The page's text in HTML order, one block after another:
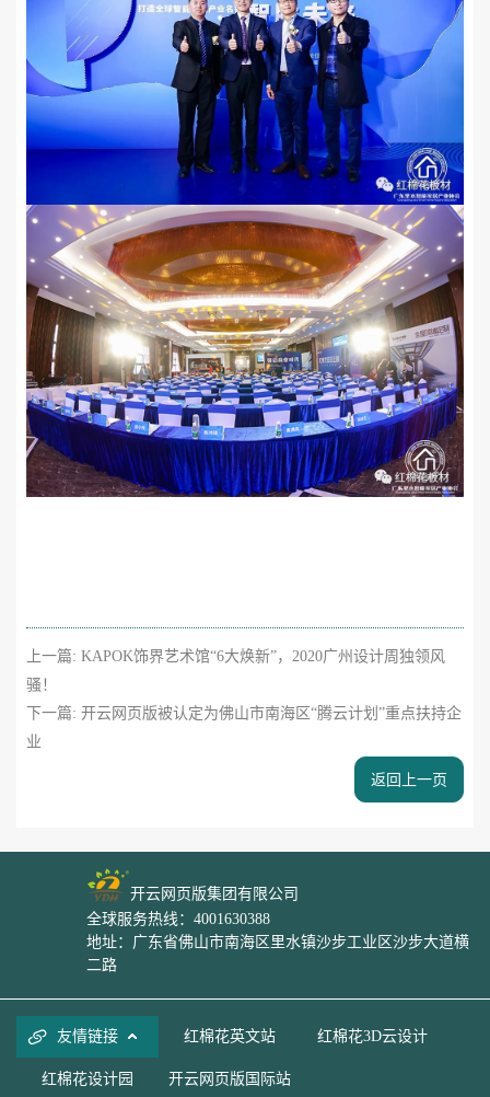
上一篇:KAPOK饰界艺术馆“6大焕新”，2020广州设计周独领风
骚！
下一篇:开云网页版被认定为佛山市南海区“腾云计划”重点扶持企
业
返回上一页
开云网页版集团有限公司
全球服务热线：4001630388
地址：广东省佛山市南海区里水镇沙步工业区沙步大道横
二路
友情链接 红棉花英文站 红棉花3D云设计
红棉花设计园 开云网页版国际站